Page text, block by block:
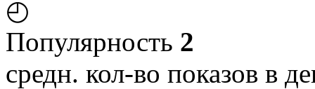
◴
Популярность 2
средн. кол-во показов в